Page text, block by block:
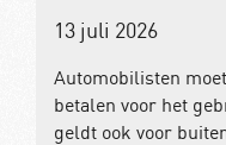
13 juli 2026
Automobilisten
betalen voor het
geldt ook voor